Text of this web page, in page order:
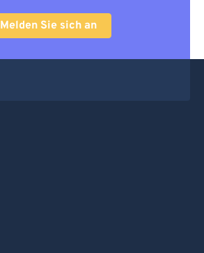
Melden Sie sich an